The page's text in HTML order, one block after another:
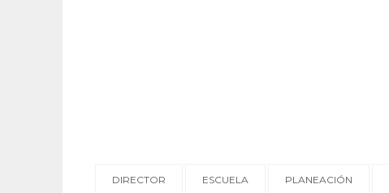
DIRECTOR ESCUELA PLANEACIÓN